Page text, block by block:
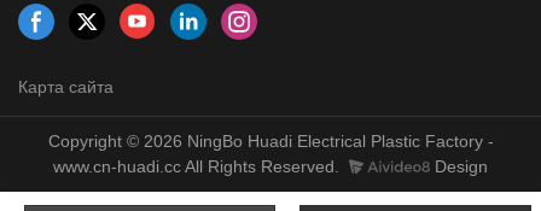
Карта сайта
Copyright © 2026 NingBo Huadi Electrical Plastic Factory -
www.cn-huadi.cc All Rights Reserved.
Design